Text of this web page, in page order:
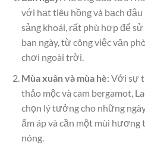
với hạt tiêu hồng và bạch
sảng khoái, rất phù hợp để
ban ngày, từ công việc văn
chơi ngoài trời.
Mùa xuân và mùa hè: Với sự
thảo mộc và cam bergamot,
chọn lý tưởng cho những
ấm áp và cần một mùi hương
nóng.